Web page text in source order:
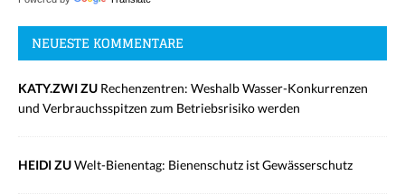
NEUESTE KOMMENTARE
KATY.ZWI ZU Rechenzentren: Weshalb Wasser-Konkurrenzen
und Verbrauchsspitzen zum Betriebsrisiko werden
HEIDI ZUWelt-Bienentag: Bienenschutz ist Gewässerschutz